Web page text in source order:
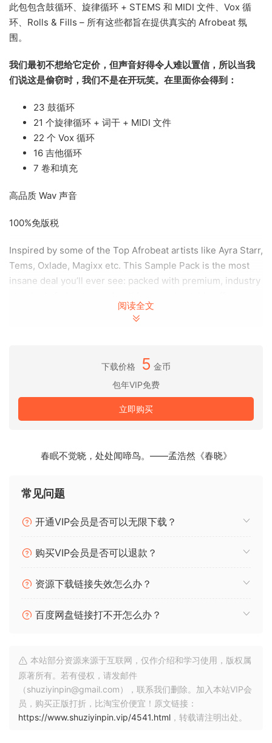
此包包含鼓循环、旋律循环 + STEMS 和 MIDI 文件、Vox 循
环、Rolls & Fills – 所有这些都旨在提供真实的 Afrobeat 氛
围。
我们最初不想给它定价，但声音好得令人难以置信，所以当我
们说这是偷窃时，我们不是在开玩笑。在里面你会得到：
23 鼓循环
21 个旋律循环 + 词干 + MIDI 文件
22 个 Vox 循环
16 吉他循环
7 卷和填充
高品质 Wav 声音
100%免版税
Inspired by some of the Top Afrobeat artists like Ayra Starr,
Tems, Oxlade, Magixx etc. This Sample Pack is the most
insane deal you’ll ever see: packed with premium, industry
This Pack contains Drum loops, Melody loops + STEMS
We initially didn’t want to put a price on it but the sounds
were just too good to be true, so we’re not kidding when
we say it’s a steal. Inside you’ll get:
21 Melody Loops + Stems + MIDI Files
7 Rolls and Fills
High Quality Wav Sounds
100% Royalty Free
FANTASTiC
🏠 HomePage
阅读全文
下载价格 5 金币
包年VIP免费
立即购买
春眠不觉晓，处处闻啼鸟。——孟浩然《春晓》
常见问题
开通VIP会员是否可以无限下载？
购买VIP会员是否可以退款？
资源下载链接失效怎么办？
百度网盘链接打不开怎么办？
本站部分资源来源于互联网，仅作介绍和学习使用，版权属
原著所有。若有侵权，请发邮件
（shuziyinpin@gmail.com），联系我们删除。加入本站VIP会
员，购买正版打折，比淘宝价便宜！原文链接：
https://www.shuziyinpin.vip/4541.html ，转载请注明出处。